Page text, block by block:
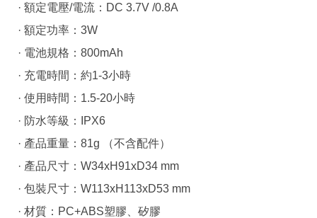
· 額定電壓/電流：DC 3.7V /0.8A
· 額定功率：3W
· 電池規格：800mAh
· 充電時間：約1-3小時
· 使用時間：1.5-20小時
· 防水等級：IPX6
· 產品重量：81g （不含配件）
· 產品尺寸：W34xH91xD34 mm
· 包裝尺寸：W113xH113xD53 mm
· 材質：PC+ABS塑膠、矽膠